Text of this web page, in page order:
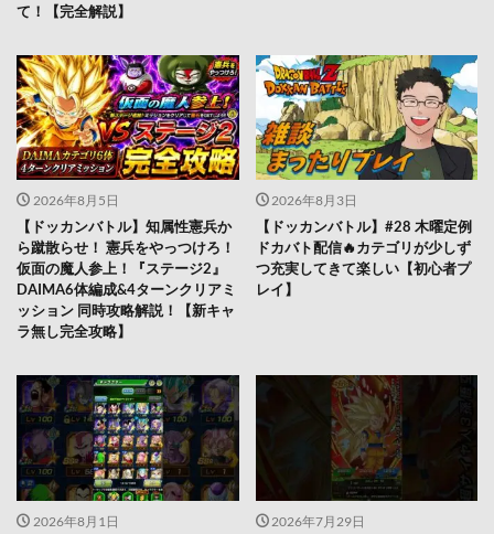
て！【完全解説】
2026年8月5日
【ドッカンバトル】知属性憲兵か
ら蹴散らせ！ 憲兵をやっつけろ！
仮面の魔人参上！『ステージ2』
DAIMA6体編成&4ターンクリアミ
ッション 同時攻略解説！【新キャ
ラ無し完全攻略】
2026年8月3日
【ドッカンバトル】#28 木曜定例
ドカバト配信🔥カテゴリが少しず
つ充実してきて楽しい【初心者プ
レイ】
2026年8月1日 2026年7月29日